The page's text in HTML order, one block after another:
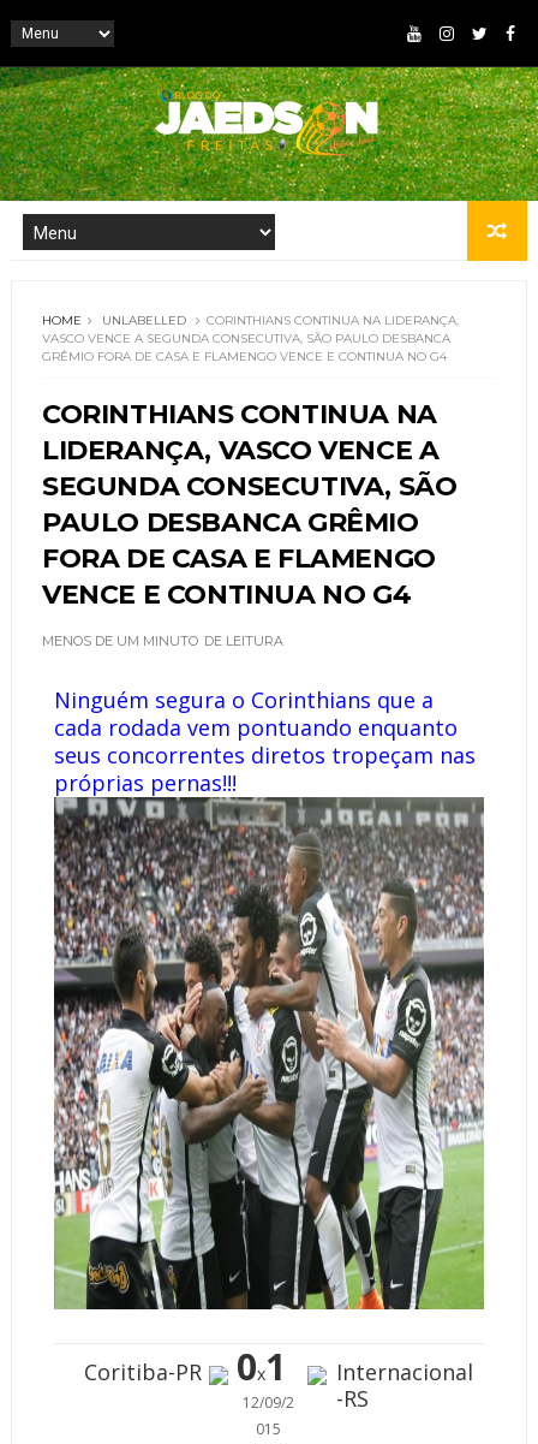
HOME UNLABELLED
CORINTHIANS CONTINUA NA LIDERANÇA,
VASCO VENCE A SEGUNDA CONSECUTIVA, SÃO PAULO DESBANCA
GRÊMIO FORA DE CASA E FLAMENGO VENCE E CONTINUA NO G4
CORINTHIANS CONTINUA NA
LIDERANÇA, VASCO VENCE A
SEGUNDA CONSECUTIVA, SÃO
PAULO DESBANCA GRÊMIO
FORA DE CASA E FLAMENGO
VENCE E CONTINUA NO G4
MENOS DE UM MINUTO DE LEITURA
Ninguém segura o Corinthians que a
cada rodada vem pontuando enquanto
seus concorrentes diretos tropeçam nas
próprias pernas!!!
Coritiba-PR 0x1
12/09/2
015
Internacional
-RS